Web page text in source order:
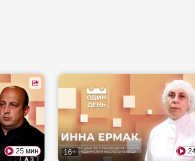
25 мин 16+